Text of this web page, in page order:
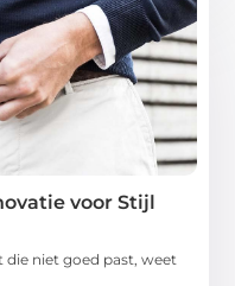
voor Stijl
die niet goed past, weet